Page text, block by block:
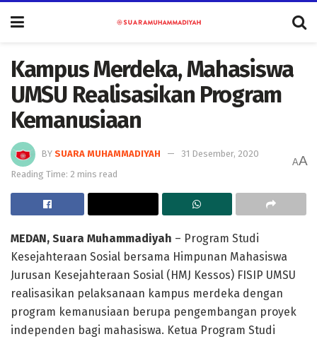
Kampus Merdeka, Mahasiswa
UMSU Realisasikan Program
Kemanusiaan
BY SUARA MUHAMMADIYAH
31 Desember, 2020
Reading Time: 2 mins read
AA
MEDAN, Suara Muhammadiyah – Program Studi
Kesejahteraan Sosial bersama Himpunan Mahasiswa
Jurusan Kesejahteraan Sosial (HMJ Kessos) FISIP UMSU
realisasikan pelaksanaan kampus merdeka dengan
program kemanusiaan berupa pengembangan proyek
independen bagi mahasiswa. Ketua Program Studi